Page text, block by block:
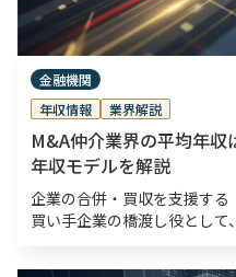
金融機関
年収情報
業界解説
M&A仲介業界の平均年
年収モデルを解説
企業の合併・買収を支援す
買い手企業の橋渡し役とし
分、年収も高く、20代で年